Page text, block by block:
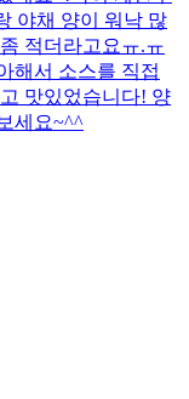
야채 양이 워낙 많
적더라고요ㅠ.ㅠ
해서 소스를 직접
맛있었습니다! 양
세요~^^